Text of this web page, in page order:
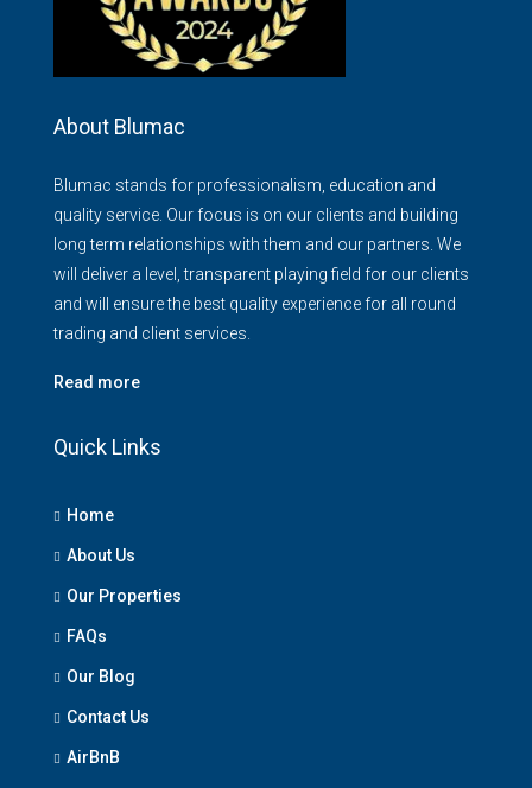
About Blumac
Blumac stands for professionalism, education and
quality service. Our focus is on our clients and building
long term relationships with them and our partners. We
will deliver a level, transparent playing field for our clients
and will ensure the best quality experience for all round
trading and client services.
Read more
Quick Links
Home
About Us
Our Properties
FAQs
Our Blog
Contact Us
AirBnB